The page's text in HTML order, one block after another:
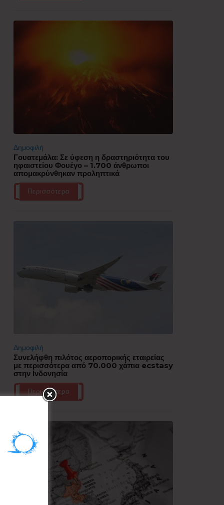
Δημοφιλή
Γουατεμάλα: Σε ύφεση η δραστηριότητα του
ηφαιστείου Φουέγο – 1.700 άνθρωποι
απομακρύνθηκαν προληπτικά
Περισσότερα
Δημοφιλή
Συνελήφθη πιλότος αεροπορικής εταιρείας
με περισσότερα από 70.000 χάπια ecstasy
στην Ινδονησία
Περισσότερα